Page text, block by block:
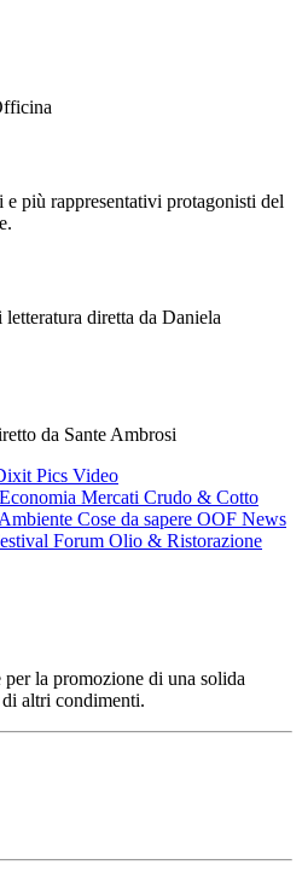
più rappresentativi protagonisti del
diretta da Daniela
da Sante Ambrosi
Pics Video
Economia Mercati Crudo & Cotto
Ambiente Cose da sapere OOF News
Forum Olio & Ristorazione
la promozione di una solida
altri condimenti.